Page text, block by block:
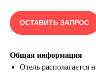
ОСТАВИТЬ ЗАПРОС
Общая информация
Отель располагается